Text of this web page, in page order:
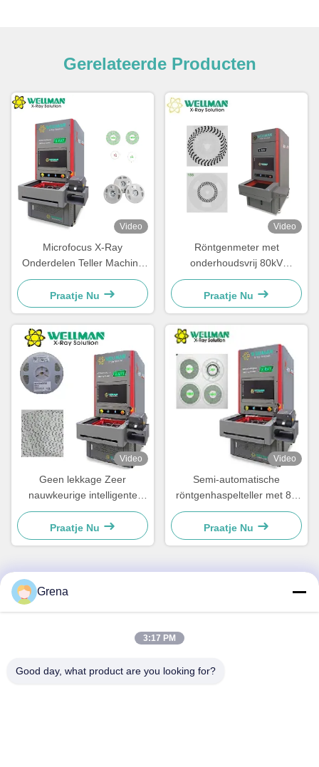
Gerelateerde Producten
Video
Microfocus X-Ray
Onderdelen Teller Machine
30μM Focusvlek 80kV 17"
FPD
Praatje Nu
Video
Röntgenmeter met
onderhoudsvrij 80kV
gesloten type röntgenbuis
Praatje Nu
Video
Geen lekkage Zeer
nauwkeurige intelligente
röntgenhaspelteller met
gesloten buis
Praatje Nu
Video
Semi-automatische
röntgenhaspelteller met 80
kV gesloten röntgenbuis en
17 '' superdefinitie FPD
Praatje Nu
Snel contact
Gemeenschap, Fuhai Straat, Baoan District, Shenzhen
Grena
3:17 PM
Good day, what product are you looking for?